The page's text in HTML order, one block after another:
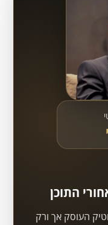
התוכן
העוסק אך ורק